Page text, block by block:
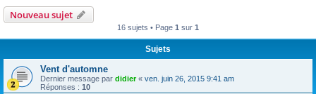
Nouveau sujet
16 sujets • Page 1 sur 1
Sujets
Vent d'automne
Dernier message par didier« ven. juin 26, 2015 9:41 am
Réponses : 10